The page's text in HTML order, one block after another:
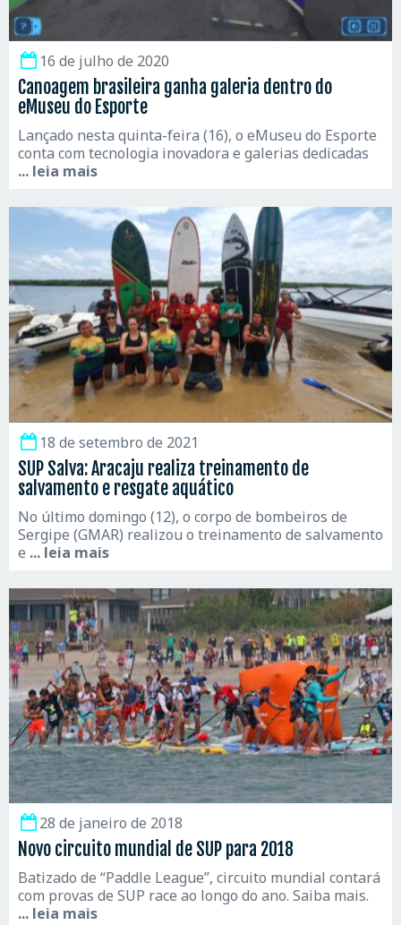
16 de julho de 2020
Canoagem brasileira ganha galeria dentro do
eMuseu do Esporte
Lançado nesta quinta-feira (16), o eMuseu do Esporte
conta com tecnologia inovadora e galerias dedicadas
... leia mais
18 de setembro de 2021
SUP Salva: Aracaju realiza treinamento de
salvamento e resgate aquático
No último domingo (12), o corpo de bombeiros de
Sergipe (GMAR) realizou o treinamento de salvamento
e ... leia mais
28 de janeiro de 2018
Novo circuito mundial de SUP para 2018
Batizado de “Paddle League”, circuito mundial contará
com provas de SUP race ao longo do ano. Saiba mais.
... leia mais